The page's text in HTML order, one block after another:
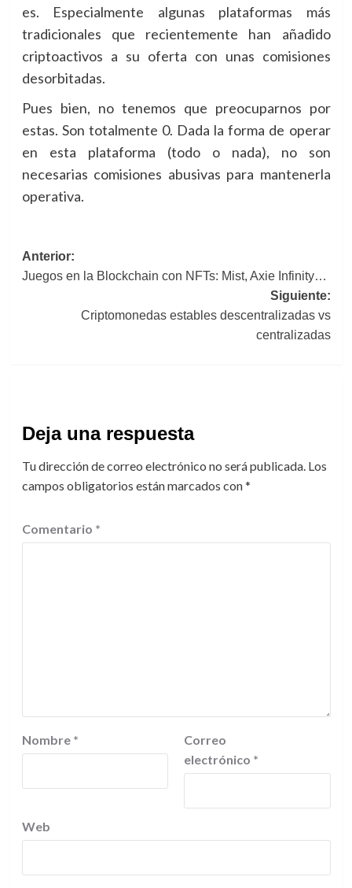
es. Especialmente algunas plataformas más
tradicionales que recientemente han añadido
criptoactivos a su oferta con unas comisiones
desorbitadas.
Pues bien, no tenemos que preocuparnos por
estas. Son totalmente 0. Dada la forma de operar
en esta plataforma (todo o nada), no son
necesarias comisiones abusivas para mantenerla
operativa.
Navegación
de
entradas
Anterior:
Juegos en la Blockchain con NFTs: Mist, Axie Infinity…
Siguiente:
Criptomonedas estables descentralizadas vs
centralizadas
Deja una respuesta
Tu dirección de correo electrónico no será publicada. Los
campos obligatorios están marcados con*
Comentario *
Nombre *
Correo
electrónico *
Web